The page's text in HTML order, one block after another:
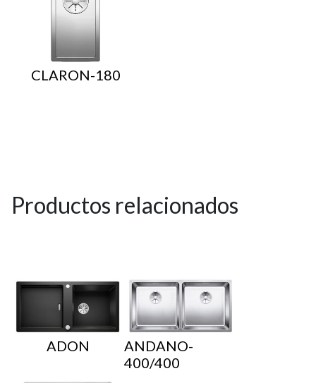
CLARON-180
Productos relacionados
ADON
ANDANO-
400/400